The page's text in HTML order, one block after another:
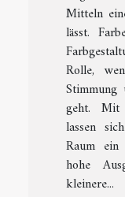
Mitteln
lässt.
Rolle,
Stimmung
geht. Mit
lassen
Raum ein
hohe
kleinere...